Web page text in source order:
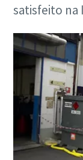
satisfeito na